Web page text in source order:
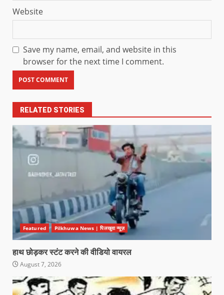
Website
Save my name, email, and website in this
browser for the next time I comment.
RELATED STORIES
Featured Pilkhuwa News | पिलखुवा न्यूज़
हाथ छोड़कर स्टंट करने की वीडियो वायरल
August 7, 2026